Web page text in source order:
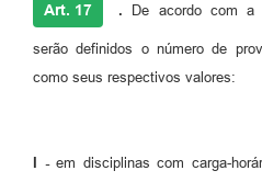
Art. 17 . De acordo com a
serão definidos o número de
como seus respectivos valores:
I -em disciplinas com carga-